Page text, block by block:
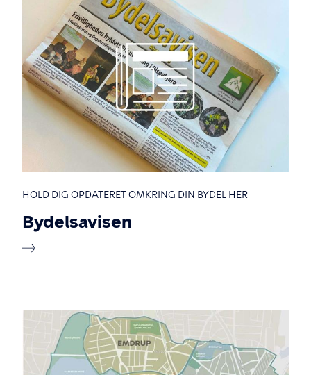
HOLD DIG OPDATERET OMKRING DIN BYDEL HER
Bydelsavisen